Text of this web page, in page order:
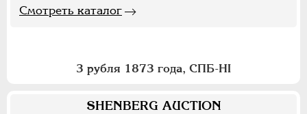
Смотреть каталог
3 рубля 1873 года, СПБ-НI
SHENBERG AUCTION